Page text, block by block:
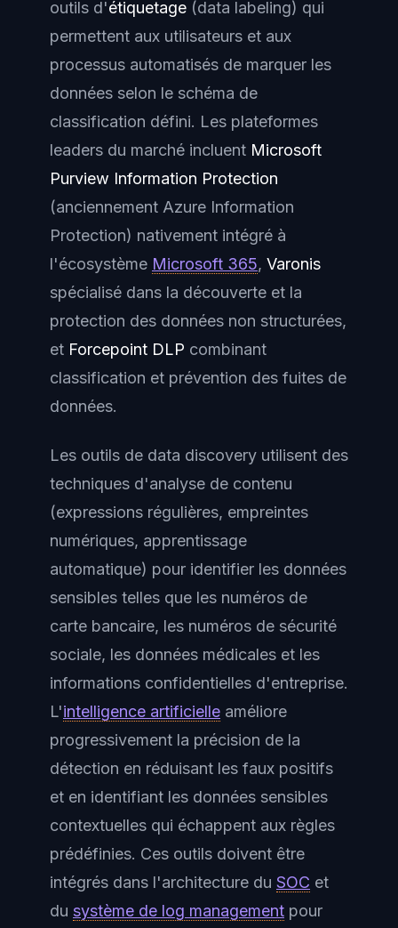
outils d'étiquetage (data labeling) qui
permettent aux utilisateurs et aux
processus automatisés de marquer les
données selon le schéma de
classification défini. Les plateformes
leaders du marché incluent Microsoft
Purview Information Protection
(anciennement Azure Information
Protection) nativement intégré à
l'écosystème Microsoft 365, Varonis
spécialisé dans la découverte et la
protection des données non structurées,
et Forcepoint DLP combinant
classification et prévention des fuites de
données.
Les outils de data discovery utilisent des
techniques d'analyse de contenu
(expressions régulières, empreintes
numériques, apprentissage
automatique) pour identifier les données
sensibles telles que les numéros de
carte bancaire, les numéros de sécurité
sociale, les données médicales et les
informations confidentielles d'entreprise.
L'intelligence artificielle améliore
progressivement la précision de la
détection en réduisant les faux positifs
et en identifiant les données sensibles
contextuelles qui échappent aux règles
prédéfinies. Ces outils doivent être
intégrés dans l'architecture du SOC et
du système de log management pour